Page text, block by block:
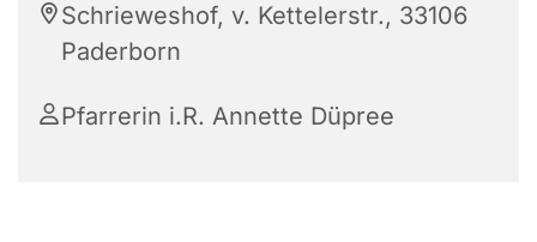
Schrieweshof, v. Kettelerstr., 33106
Paderborn
Pfarrerin i.R. Annette Düpree